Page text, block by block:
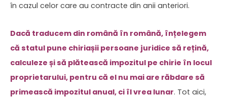
în cazul celor care au contracte din anii anteriori.
Dacă traducem din română în română, înțelegem
că statul pune chiriașii persoane juridice să rețină,
calculeze și să plătească impozitul pe chirie în locul
proprietarului, pentru că el nu mai are răbdare să
primească impozitul anual, ci îl vrea lunar. Tot aici,